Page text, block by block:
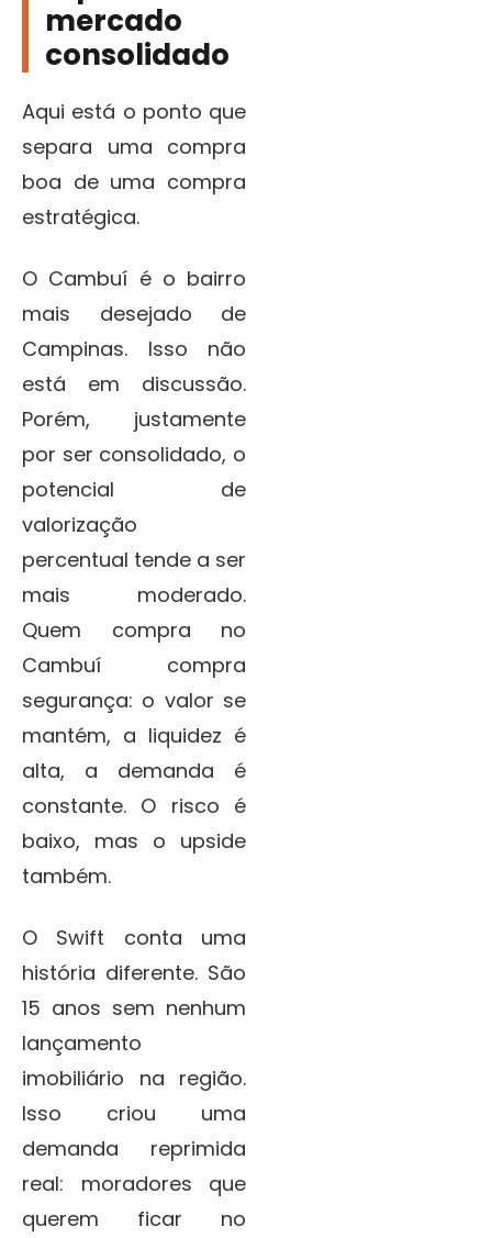
mercado
consolidado
Aqui está o ponto que
separa uma compra
boa de uma compra
estratégica.
O Cambuí é o bairro
mais desejado de
Campinas. Isso não
está em discussão.
Porém, justamente
por ser consolidado, o
potencial de
valorização
percentual tende a ser
mais moderado.
Quem compra no
Cambuí compra
segurança: o valor se
mantém, a liquidez é
alta, a demanda é
constante. O risco é
baixo, mas o upside
também.
O Swift conta uma
história diferente. São
15 anos sem nenhum
lançamento
imobiliário na região.
Isso criou uma
demanda reprimida
real: moradores que
querem ficar no